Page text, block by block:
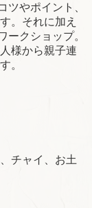
ツやポイント、
。それに加え
ークショップ。
様から親子連
。
チャイ、お土